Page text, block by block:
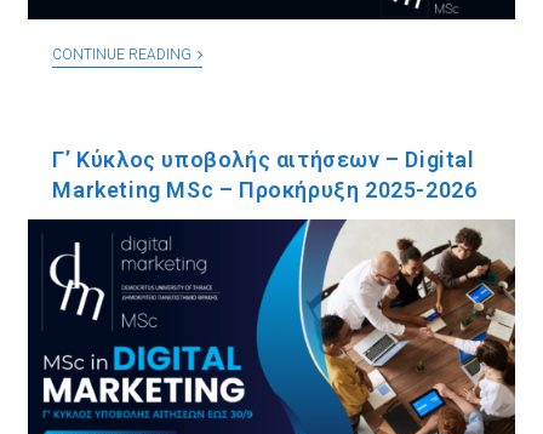
CONTINUE READING
Γ’ Κύκλος υποβολής αιτήσεων – Digital
Marketing MSc – Προκήρυξη 2025-2026